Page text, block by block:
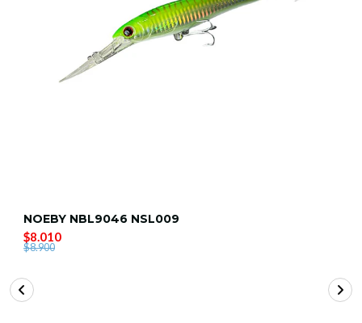
NOEBY NBL9046 NSL009
$8.010
$8.900